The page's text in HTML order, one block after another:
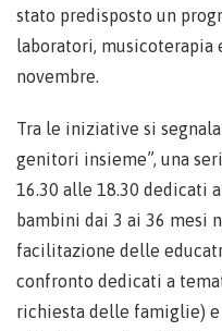
stato predisposto un
laboratori,
novembre.
Tra le iniziative si
genitori insieme”, una
16.30 alle 18.30 dedicati
bambini dai 3 ai 36 mesi
facilitazione delle
confronto dedicati a
richiesta delle famiglie)